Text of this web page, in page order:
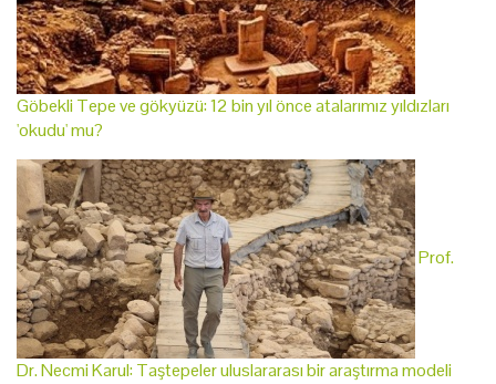
Göbekli Tepe ve gökyüzü: 12 bin yıl önce atalarımız yıldızları
'okudu' mu?
Prof.
Dr. Necmi Karul: Taştepeler uluslararası bir araştırma modeli